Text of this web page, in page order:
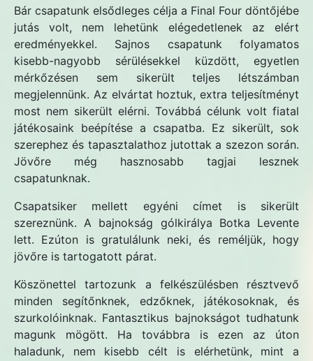
Bár csapatunk elsődleges célja a Final Four döntőjébe
jutás volt, nem lehetünk elégedetlenek az elért
eredményekkel. Sajnos csapatunk folyamatos
kisebb-nagyobb sérülésekkel küzdött, egyetlen
mérkőzésen sem sikerült teljes létszámban
megjelennünk. Az elvártat hoztuk, extra teljesítményt
most nem sikerült elérni. Továbbá célunk volt fiatal
játékosaink beépítése a csapatba. Ez sikerült, sok
szerephez és tapasztalathoz jutottak a szezon során.
Jövőre még hasznosabb tagjai lesznek
csapatunknak.
Csapatsiker mellett egyéni címet is sikerült
szereznünk. A bajnokság gólkirálya Botka Levente
lett. Ezúton is gratulálunk neki, és reméljük, hogy
jövőre is tartogatott párat.
Köszönettel tartozunk a felkészülésben résztvevő
minden segítőnknek, edzőknek, játékosoknak, és
szurkolóinknak. Fantasztikus bajnokságot tudhatunk
magunk mögött. Ha továbbra is ezen az úton
haladunk, nem kisebb célt is elérhetünk, mint a